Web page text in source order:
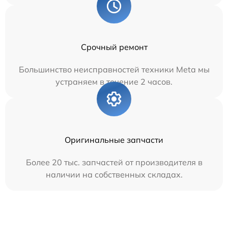
Срочный ремонт
Большинство неисправностей техники Meta мы
устраняем в течение 2 часов.
Оригинальные запчасти
Более 20 тыс. запчастей от производителя в
наличии на собственных складах.